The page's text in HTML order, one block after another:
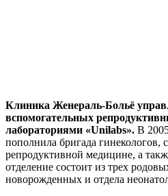
Клиника Женераль-Больё
вспомогательных
лабораториями «Unilabs». В
пополнила бригада гинекологов,
репродуктивной медицине, а
отделение состоит из трех
новорожденных и отдела